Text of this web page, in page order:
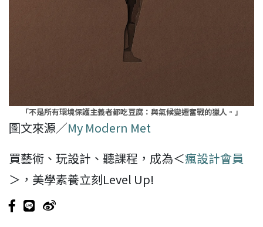
「不是所有環境保護主義者都吃豆腐：與氣候變遷奮戰的獵人。」
圖文來源／My Modern Met
買藝術、玩設計、聽課程，成為＜瘋設計會員
＞，美學素養立刻Level Up!